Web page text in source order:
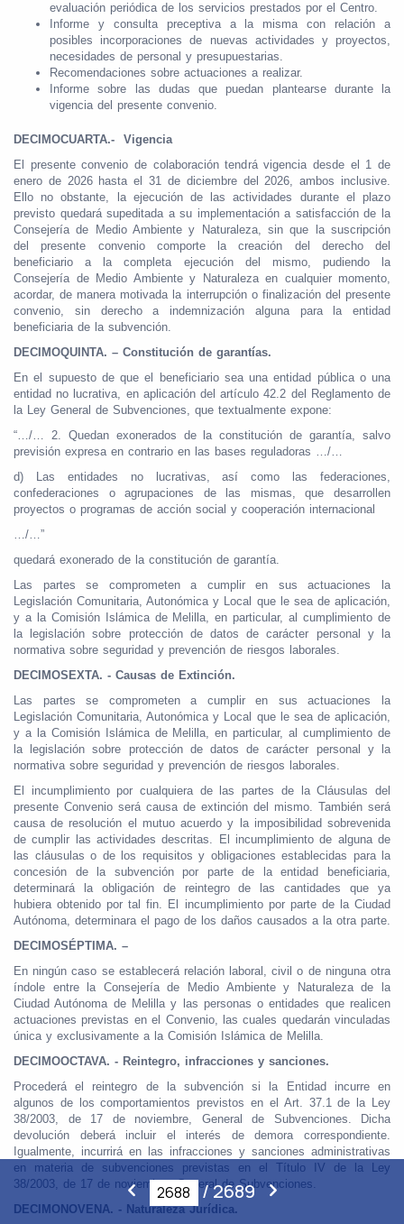
/2689
evaluación periódica de los servicios prestados por el Centro.
Informe y consulta preceptiva a la misma con relación a
posibles incorporaciones de nuevas actividades y proyectos,
necesidades de personal y presupuestarias.
Recomendaciones sobre actuaciones a realizar.
Informe sobre las dudas que puedan plantearse durante la
vigencia del presente convenio.
DECIMOCUARTA.- Vigencia
El presente convenio de colaboración tendrá vigencia desde el 1 de
enero de 2026 hasta el 31 de diciembre del 2026, ambos inclusive.
Ello no obstante, la ejecución de las actividades durante el plazo
previsto quedará supeditada a su implementación a satisfacción de la
Consejería de Medio Ambiente y Naturaleza, sin que la suscripción
del presente convenio comporte la creación del derecho del
beneficiario a la completa ejecución del mismo, pudiendo la
Consejería de Medio Ambiente y Naturaleza en cualquier momento,
acordar, de manera motivada la interrupción o finalización del presente
convenio, sin derecho a indemnización alguna para la entidad
beneficiaria de la subvención.
DECIMOQUINTA. – Constitución de garantías.
En el supuesto de que el beneficiario sea una entidad pública o una
entidad no lucrativa, en aplicación del artículo 42.2 del Reglamento de
la Ley General de Subvenciones, que textualmente expone:
“…/… 2. Quedan exonerados de la constitución de garantía, salvo
previsión expresa en contrario en las bases reguladoras …/…
d) Las entidades no lucrativas, así como las federaciones,
confederaciones o agrupaciones de las mismas, que desarrollen
proyectos o programas de acción social y cooperación internacional
…/…”
quedará exonerado de la constitución de garantía.
Las partes se comprometen a cumplir en sus actuaciones la
Legislación Comunitaria, Autonómica y Local que le sea de aplicación,
y a la Comisión Islámica de Melilla, en particular, al cumplimiento de
la legislación sobre protección de datos de carácter personal y la
normativa sobre seguridad y prevención de riesgos laborales.
DECIMOSEXTA. - Causas de Extinción.
Las partes se comprometen a cumplir en sus actuaciones la
Legislación Comunitaria, Autonómica y Local que le sea de aplicación,
y a la Comisión Islámica de Melilla, en particular, al cumplimiento de
la legislación sobre protección de datos de carácter personal y la
normativa sobre seguridad y prevención de riesgos laborales.
El incumplimiento por cualquiera de las partes de la Cláusulas del
presente Convenio será causa de extinción del mismo. También será
causa de resolución el mutuo acuerdo y la imposibilidad sobrevenida
de cumplir las actividades descritas. El incumplimiento de alguna de
las cláusulas o de los requisitos y obligaciones establecidas para la
concesión de la subvención por parte de la entidad beneficiaria,
determinará la obligación de reintegro de las cantidades que ya
hubiera obtenido por tal fin. El incumplimiento por parte de la Ciudad
Autónoma, determinara el pago de los daños causados a la otra parte.
DECIMOSÉPTIMA. –
En ningún caso se establecerá relación laboral, civil o de ninguna otra
índole entre la Consejería de Medio Ambiente y Naturaleza de la
Ciudad Autónoma de Melilla y las personas o entidades que realicen
actuaciones previstas en el Convenio, las cuales quedarán vinculadas
única y exclusivamente a la Comisión Islámica de Melilla.
DECIMOOCTAVA. - Reintegro, infracciones y sanciones.
Procederá el reintegro de la subvención si la Entidad incurre en
algunos de los comportamientos previstos en el Art. 37.1 de la Ley
38/2003, de 17 de noviembre, General de Subvenciones. Dicha
devolución deberá incluir el interés de demora correspondiente.
Igualmente, incurrirá en las infracciones y sanciones administrativas
en materia de subvenciones previstas en el Título IV de la Ley
38/2003, de 17 de noviembre, General de Subvenciones.
DECIMONOVENA. - Naturaleza Jurídica.